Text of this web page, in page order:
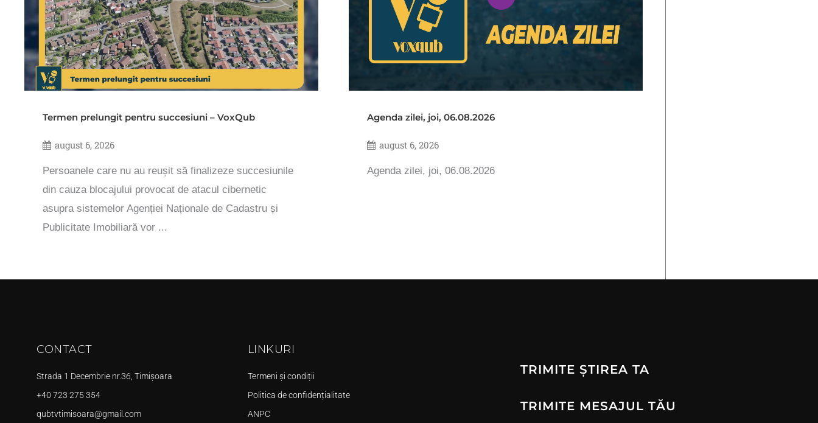
Termen prelungit pentru succesiuni – VoxQub
august 6, 2026
Persoanele care nu au reușit să finalizeze succesiunile
din cauza blocajului provocat de atacul cibernetic
asupra sistemelor Agenției Naționale de Cadastru și
Publicitate Imobiliară vor ...
Agenda zilei, joi, 06.08.2026
august 6, 2026
Agenda zilei, joi, 06.08.2026
CONTACT
Strada 1 Decembrie nr.36, Timișoara
+40 723 275 354
qubtvtimisoara@gmail.com
LINKURI
Termeni și condiții
Politica de confidențialitate
ANPC
TRIMITE ȘTIREA TA
TRIMITE MESAJUL TĂU